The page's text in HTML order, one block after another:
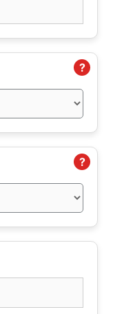
?
?